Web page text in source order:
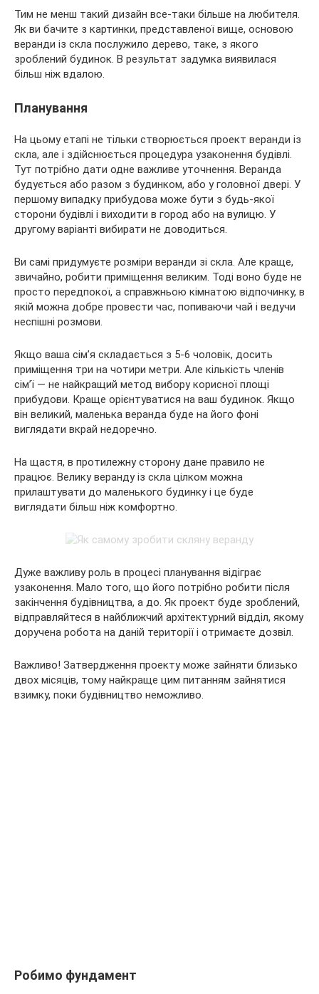
Тим не менш такий дизайн все-таки більше на любителя.
Як ви бачите з картинки, представленої вище, основою
веранди із скла послужило дерево, таке, з якого
зроблений будинок. В результат задумка виявилася
більш ніж вдалою.
Планування
На цьому етапі не тільки створюється проект веранди із
скла, але і здійснюється процедура узаконення будівлі.
Тут потрібно дати одне важливе уточнення. Веранда
будується або разом з будинком, або у головної двері. У
першому випадку прибудова може бути з будь-якої
сторони будівлі і виходити в город або на вулицю. У
другому варіанті вибирати не доводиться.
Ви самі придумуєте розміри веранди зі скла. Але краще,
звичайно, робити приміщення великим. Тоді воно буде не
просто передпокої, а справжньою кімнатою відпочинку, в
якій можна добре провести час, попиваючи чай і ведучи
неспішні розмови.
Якщо ваша сім’я складається з 5-6 чоловік, досить
приміщення три на чотири метри. Але кількість членів
сім’ї — не найкращий метод вибору корисної площі
прибудови. Краще орієнтуватися на ваш будинок. Якщо
він великий, маленька веранда буде на його фоні
виглядати вкрай недоречно.
На щастя, в протилежну сторону дане правило не
працює. Велику веранду із скла цілком можна
прилаштувати до маленького будинку і це буде
виглядати більш ніж комфортно.
Дуже важливу роль в процесі планування відіграє
узаконення. Мало того, що його потрібно робити після
закінчення будівництва, а до. Як проект буде зроблений,
відправляйтеся в найближчий архітектурний відділ, якому
доручена робота на даній території і отримаєте дозвіл.
Важливо! Затвердження проекту може зайняти близько
двох місяців, тому найкраще цим питанням зайнятися
взимку, поки будівництво неможливо.
Робимо фундамент